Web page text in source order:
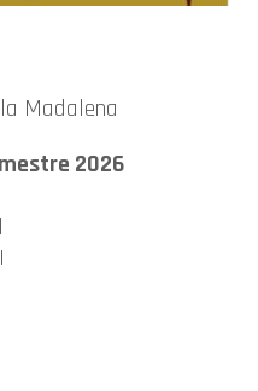
Madalena
2026